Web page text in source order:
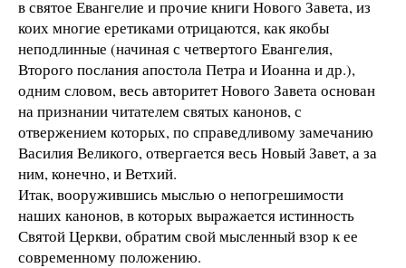
в святое Евангелие и прочие книги Нового Завета, из
коих многие еретиками отрицаются, как якобы
неподлинные (начиная с четвертого Евангелия,
Второго послания апостола Петра и Иоанна и др.),
одним словом, весь авторитет Нового Завета основан
на признании читателем святых канонов, с
отвержением которых, по справедливому замечанию
Василия Великого, отвергается весь Новый Завет, а за
ним, конечно, и Ветхий.
Итак, вооружившись мыслью о непогрешимости
наших канонов, в которых выражается истинность
Святой Церкви, обратим свой мысленный взор к ее
современному положению.